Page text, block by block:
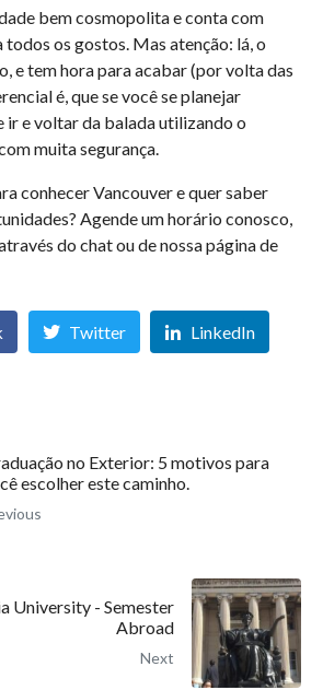
bem cosmopolita e conta com
todos os gostos. Mas atenção: lá, o
e tem hora para acabar (por volta das
é, que se você se planejar
ir e voltar da balada utilizando o
muita segurança.
conhecer Vancouver e quer saber
Agende um horário conosco,
do chat ou de nossa página de
Twitter LinkedIn
no Exterior: 5 motivos para
escolher este caminho.
University - Semester
Abroad
Next